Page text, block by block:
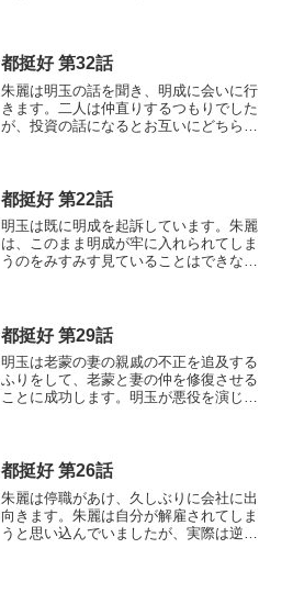
おり、わざと若曦と親密...
都挺好 第32話
朱麗は明玉の話を聞き、明成に会いに行
きます。二人は仲直りするつもりでした
が、投資の話になるとお互いにどちらも
しまいます。明成は裸一貫...
都挺好 第22話
明玉は既に明成を起訴しています。朱麗
は、このまま明成が牢に入れられてしま
うのをみすみす見ていることはできない
中に入るのは絶対にダメだ...
都挺好 第29話
明玉は老蒙の妻の親戚の不正を追及する
ふりをして、老蒙と妻の仲を修復させる
ことに成功します。明玉が悪役を演じる
院に運ばれてしまいます。...
都挺好 第26話
朱麗は停職があけ、久しぶりに会社に出
向きます。朱麗は自分が解雇されてしま
うと思い込んでいましたが、実際は逆に